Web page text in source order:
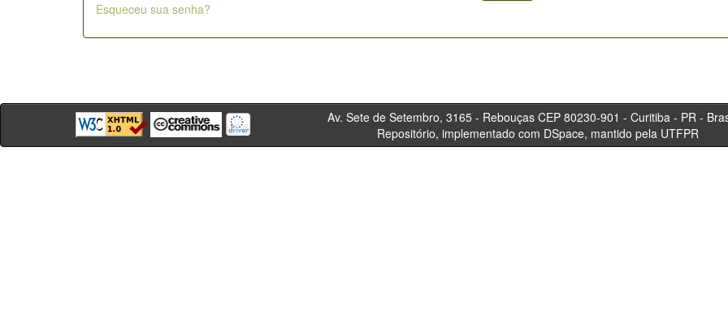
Esqueceu sua senha?
Av. Sete de Setembro, 3165 - Rebouças CEP 80230-901 -
Repositório, implementado com DSpace, mantido pela UTFPR